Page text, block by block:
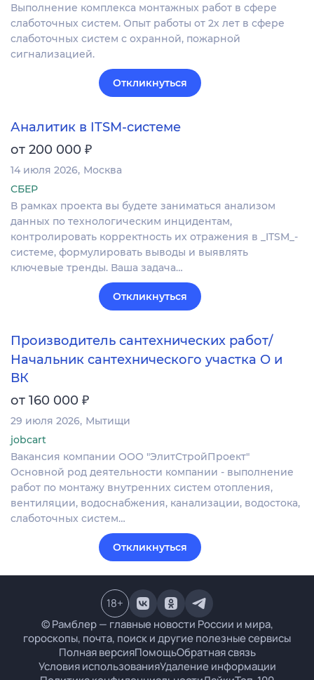
Выполнение комплекса монтажных работ в сфере
слаботочных систем. Опыт работы от 2х лет в сфере
слаботочных систем с охранной, пожарной
сигнализацией.
Откликнуться
Аналитик в ITSM-системе
от 200 000 ₽
14 июля 2026 Москва
СБЕР
В рамках проекта вы будете заниматься анализом
данных по технологическим инцидентам,
контролировать корректность их отражения в _ITSM_-
системе, формулировать выводы и выявлять
ключевые тренды. Ваша задача…
Откликнуться
Производитель сантехнических работ/
Начальник сантехнического участка О и
ВК
от 160 000 ₽
29 июля 2026 Мытищи
jobcart
Вакансия компании ООО "ЭлитСтройПроект"
Основной род деятельности компании - выполнение
работ по монтажу внутренних систем отопления,
вентиляции, водоснабжения, канализации, водостока,
слаботочных систем…
Откликнуться
© Рамблер — главные новости России и мира,
гороскопы, почта, поиск и другие полезные сервисы
Полная версияПомощьОбратная связь
Условия использованияУдаление информации
18+